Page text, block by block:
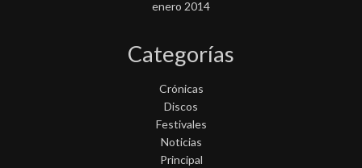
enero 2014
Categorías
Crónicas
Discos
Festivales
Noticias
Principal